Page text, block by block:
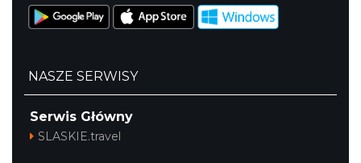
NASZE SERWISY
Serwis Główny
SLASKIE.travel